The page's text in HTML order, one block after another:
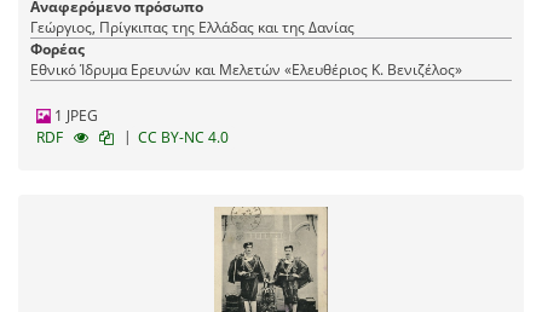
Αναφερόμενο πρόσωπο
Γεώργιος, Πρίγκιπας της Ελλάδας και της Δανίας
Φορέας
Εθνικό Ίδρυμα Ερευνών και Μελετών «Ελευθέριος Κ. Βενιζέλος»
1 JPEG
RDF
| CC BY-NC 4.0